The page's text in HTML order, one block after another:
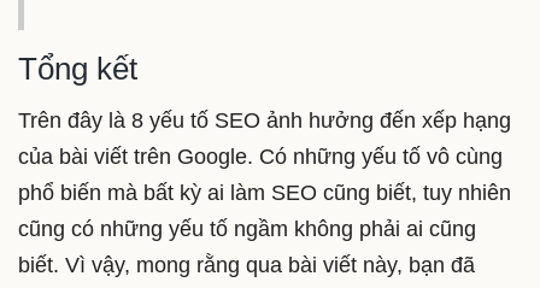
Tổng kết
Trên đây là 8 yếu tố SEO ảnh hưởng đến xếp hạng
của bài viết trên Google. Có những yếu tố vô cùng
phổ biến mà bất kỳ ai làm SEO cũng biết, tuy nhiên
cũng có những yếu tố ngầm không phải ai cũng
biết. Vì vậy, mong rằng qua bài viết này, bạn đã